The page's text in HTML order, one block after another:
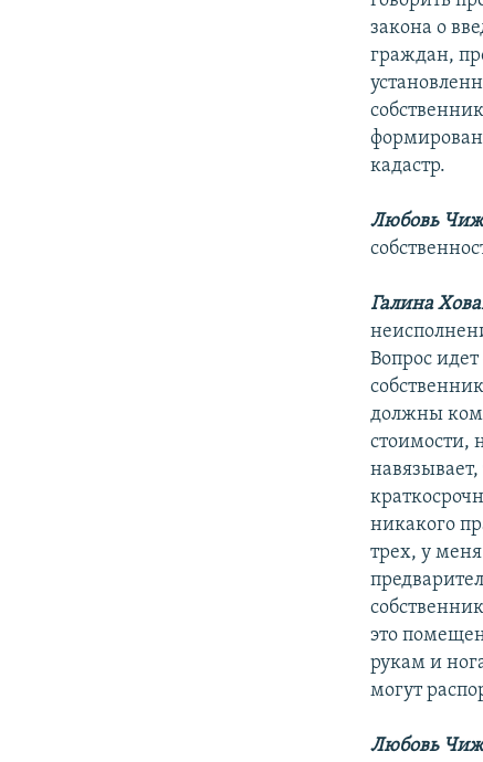
закона о
граждан,
кадастр.
Любовь
Галина
Вопрос
должны
стоимости,
никакого
трех, у
это
рукам и
могут
Любовь